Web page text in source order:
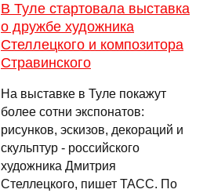
В Туле стартовала выставка
о дружбе художника
Стеллецкого и композитора
Стравинского
На выставке в Туле покажут
более сотни экспонатов:
рисунков, эскизов, декораций и
скульптур - российского
художника Дмитрия
Стеллецкого, пишет ТАСС. По